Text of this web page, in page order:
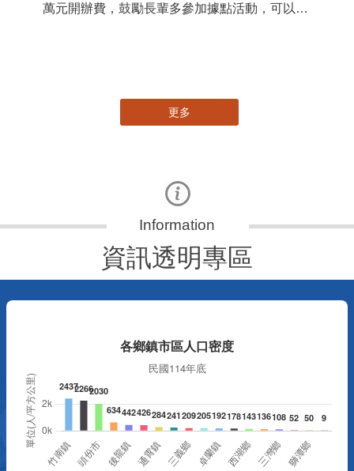
萬元開辦費，鼓勵長輩多參加據點活動，可以更
更多
資訊透明專區